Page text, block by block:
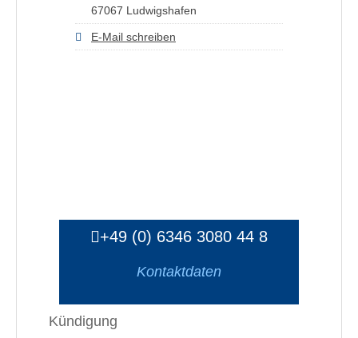
67067 Ludwigshafen
E-Mail schreiben
+49 (0) 6346 3080 44 8
Kontaktdaten
Kündigung